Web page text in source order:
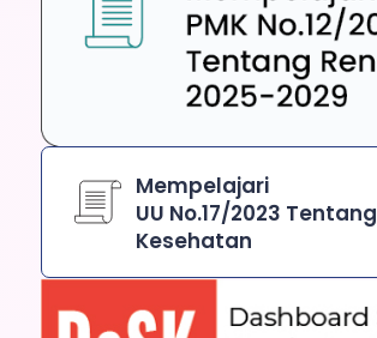
Mempelajari
UU No.17/2023 Tentang
Kesehatan